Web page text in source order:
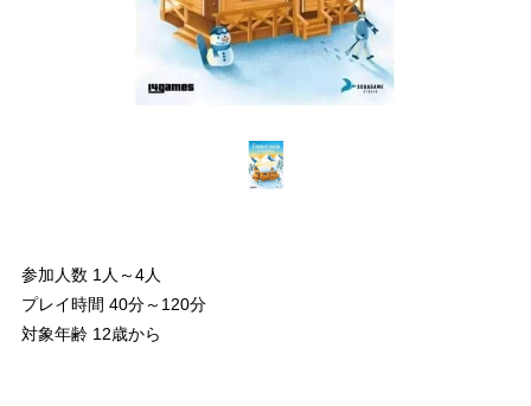
参加人数 1人～4人
プレイ時間 40分～120分
対象年齢 12歳から